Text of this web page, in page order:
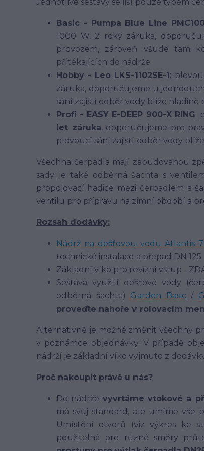
Basic - Pumpa Blue Line
1000 W, 2 roky záruka,
provozem, zároveň všude tam
přítékajících do nádrže
Hobby - Leo LKS-1102SE-1:
záruka, doporučujeme u
sání zajistí odběr vody blíže hladině
Profi - EASY E-DEEP 900-X RING:
let záruka, doporučujeme pro
plovoucí sání zajistí odběr vody
Všechna čerpadla mají zabudovanou
sady je také odběrná šachta s
propojovací hadice mezi čerpadlem a
ventilu pro přípravu na zimní období a
Rozsah dodávky:
Nádrž na dešťovou vodu Atlantis
technické instalace a přepad DN 125
Základní víko pro revizní vstup -
Sestava využití dešťové vody
odběrná šachta) Garden Basic /
proveďte nahoře v rolovacím
Alternativně je možné změnit všechny
v poznámce objednávky. V případě
nádrží je základní víko vyjmuto z
Proč nakoupit právě u nás?
Do nádrže vyvrtáme vtokové a
má svůj standard, ale umíme vše
Umístění otvorů (viz výkres ke
použitelná pro různé směry